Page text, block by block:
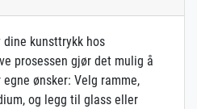
dine kunsttrykk hos
prosessen gjør det mulig å
ønsker: Velg ramme,
og legg til glass eller